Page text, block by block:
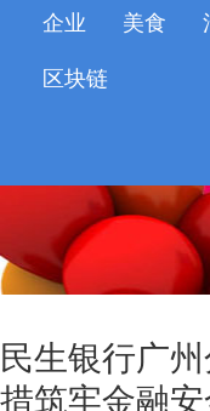
企业 美食
区块链
民生银行广
措筑牢金融安